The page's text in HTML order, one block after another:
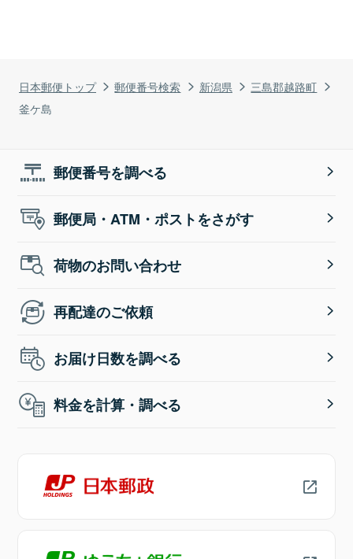
日本郵便トップ 郵便番号検索 新潟県
三島郡越路町
釜ケ島
郵便番号を調べる
郵便局・ATM・ポストをさがす
荷物のお問い合わせ
再配達のご依頼
お届け日数を調べる
料金を計算・調べる